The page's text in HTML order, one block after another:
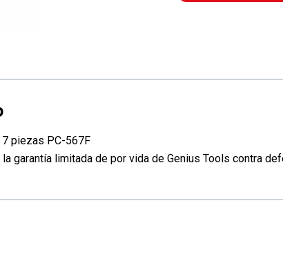
7 piezas PC-567F
garantía limitada de por vida de Genius Tools contra